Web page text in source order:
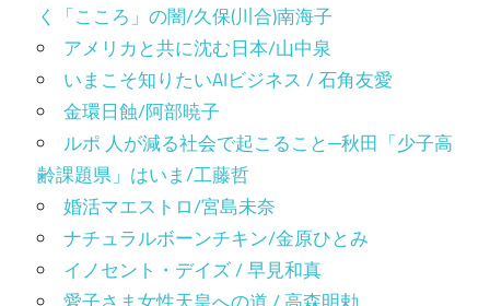
く「こころ」の闇/久保(川合)南海子
アメリカと共に沈む日本/山中泉
いまこそ知りたいAIビジネス / 石角友愛
金環日蝕/阿部暁子
ルポ 人が減る社会で起こること─秋田「少子高
齢課題県」はいま/工藤哲
婚活マエストロ/宮島未奈
ナチュラルボーンチキン/金原ひとみ
イノセント・デイズ / 早見和真